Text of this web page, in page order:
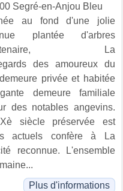
Segré-en-Anjou Bleu
au fond d'une jolie
plantée d'arbres
La
des amoureux du
privée et habitée
demeure familiale
des notables angevins.
siècle préservée est
actuels confère à La
reconnue. L'ensemble
Plus d'informations